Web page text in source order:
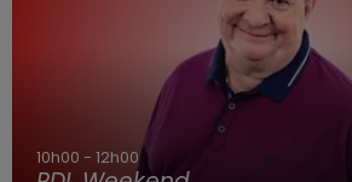
10h00 - 12h00